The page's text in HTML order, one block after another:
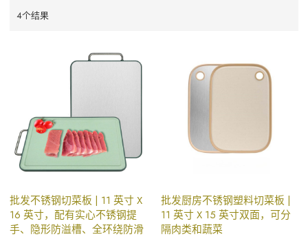
4个结果
批发不锈钢切菜板 | 11 英寸 X
16 英寸，配有实心不锈钢提
手、隐形防溢槽、全环绕防滑
批发厨房不锈钢塑料切菜板 |
11 英寸 X 15 英寸双面，可分
隔肉类和蔬菜